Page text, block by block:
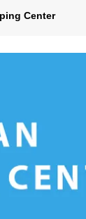
Center